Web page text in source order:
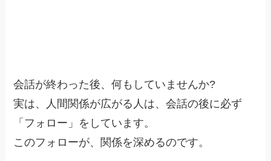
会話が終わった後、何もしていませんか?
実は、人間関係が広がる人は、会話の後に必ず
「フォロー」をしています。
このフォローが、関係を深めるのです。